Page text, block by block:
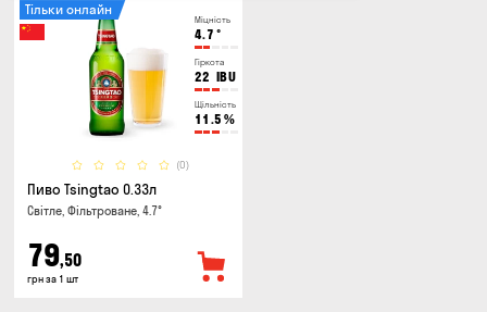
Міцність
4.7 °
Гіркота
22 IBU
Щільність
11.5 %
(0)
Тільки онлайн
Пиво Tsingtao 0.33л
Світле, Фільтроване, 4.7°
79,50
грн за 1 шт